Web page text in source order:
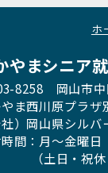
ホ
やまシニア
8258 岡山市中
ま西川原プラザ
社）岡山県シル
時間：月〜金曜
（土日・祝